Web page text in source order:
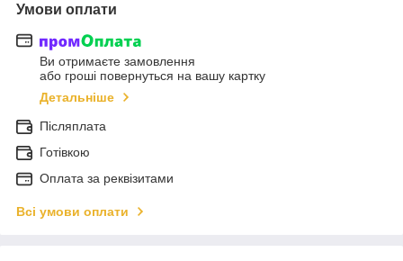
Умови оплати
Ви отримаєте замовлення
або гроші повернуться на вашу картку
Детальніше
Післяплата
Готівкою
Оплата за реквізитами
Всі умови оплати